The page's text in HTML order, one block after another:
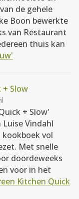
de gehele
Boon bewerkte
van Restaurant
thuis kan
+ Slow
+ Slow'
Luise Vindahl
vol
Met snelle
doordeweeks
voor in het
Kitchen Quick